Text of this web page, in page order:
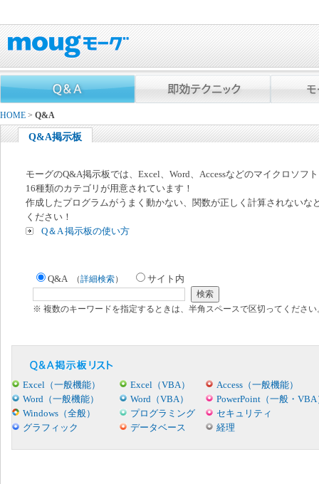
HOME > Q&A
Q&A掲示板
モーグのQ&A掲示板では、Excel、Word、Accessなどのマイクロソフ
16種類のカテゴリが用意されています！
作成したプログラムがうまく動かない、関数が正しく計算されないな
ください！
Q＆A 掲示板の使い方
Q&A （詳細検索） サイト内
※ 複数のキーワードを指定するときは、半角スペースで区切ってください
Excel（一般機能） Excel（VBA）
Access（一般機能）
Word（一般機能）
Word（VBA）
PowerPoint（一般・VBA
Windows（全般）
プログラミング
セキュリティ
グラフィック
データベース 経理